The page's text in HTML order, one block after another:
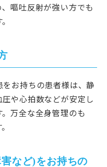
嘔吐反射が強い方でも
お持ちの患者様は、静
や心拍数などが安定し
万全な全身管理のも
など)をお持ちの